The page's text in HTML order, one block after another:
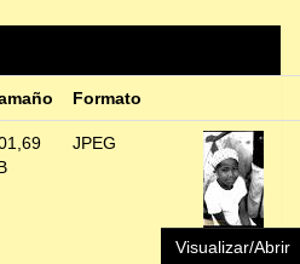
Formato
JPEG
Visualizar/Abrir